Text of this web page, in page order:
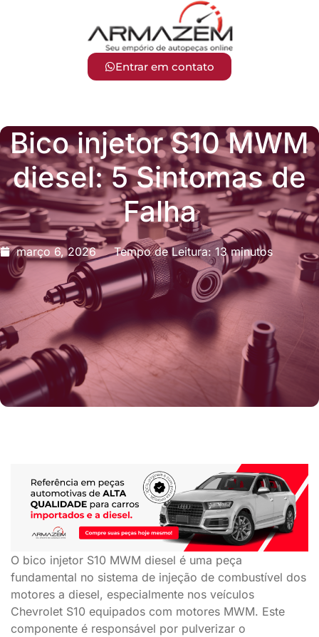
Entrar em contato
Bico injetor S10 MWM
diesel: 5 Sintomas de
Falha
março 6, 2026 Tempo de Leitura: 13 minutos
O bico injetor S10 MWM diesel é uma peça
fundamental no sistema de injeção de combustível dos
motores a diesel, especialmente nos veículos
Chevrolet S10 equipados com motores MWM. Este
componente é responsável por pulverizar o